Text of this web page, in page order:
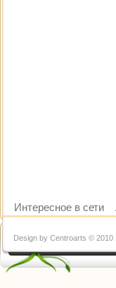
Интересное в сети
Design by Centroarts ©